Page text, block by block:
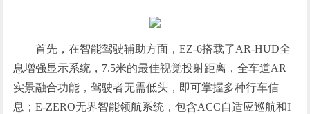
首先，在智能驾驶辅助方面，EZ-6搭载了AR-HUD全
息增强显示系统，7.5米的最佳视觉投射距离，全车道AR
实景融合功能，驾驶者无需低头，即可掌握多种行车信
息；E-ZERO无界智能领航系统，包含ACC自适应巡航和I